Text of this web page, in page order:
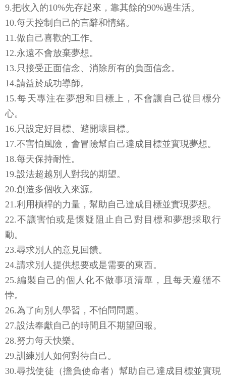
9.把收入的10%先存起來，靠其餘的90%過生活。
10.每天控制自己的言辭和情緒。
11.做自己喜歡的工作。
12.永遠不會放棄夢想。
13.只接受正面信念、消除所有的負面信念。
14.請益於成功導師。
15.每天專注在夢想和目標上，不會讓自己從目標分
心。
16.只設定好目標、避開壞目標。
17.不害怕風險，會冒險幫自己達成目標並實現夢想。
18.每天保持耐性。
19.設法超越別人對我的期望。
20.創造多個收入來源。
21.利用槓桿的力量，幫助自己達成目標並實現夢想。
22.不讓害怕或是懷疑阻止自己對目標和夢想採取行
動。
23.尋求別人的意見回饋。
24.請求別人提供想要或是需要的東西。
25.編製自己的個人化不做事項清單，且每天遵循不
悖。
26.為了向別人學習，不怕問問題。
27.設法奉獻自己的時間且不期望回報。
28.努力每天快樂。
29.訓練別人如何對待自己。
30.尋找使徒（擔負使命者）幫助自己達成目標並實現